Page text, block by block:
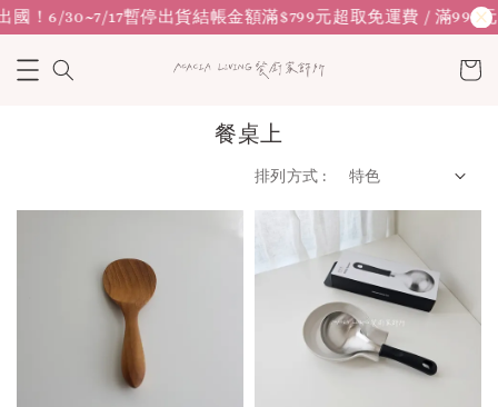
6/30~7/17暫停出貨結帳金額滿$799元超取免運費 / 滿999元宅
餐桌上
排列方式 :